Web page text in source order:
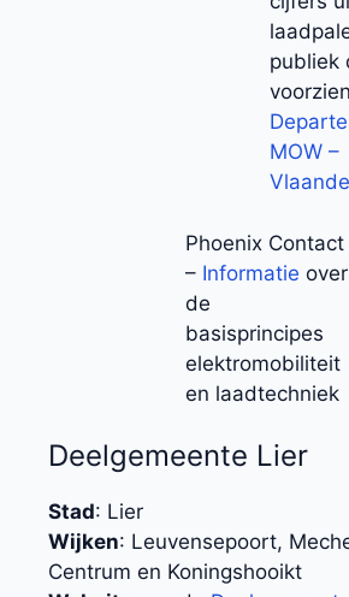
publiek
MOW –
Phoenix Contact
– Informatie over
de
basisprincipes
elektromobiliteit
en laadtechniek
Deelgemeente Lier
Stad: Lier
Wijken: Leuvensepoort,
Centrum en Koningshooikt